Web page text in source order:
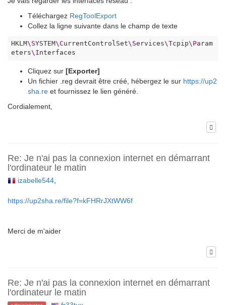
Téléchargez RegToolExport
Collez la ligne suivante dans le champ de texte
HKLM\SYSTEM\CurrentControlSet\Services\Tcpip\Param
eters\Interfaces
Cliquez sur [Exporter]
Un fichier .reg devrait être créé, hébergez le sur https://up2
sha.re et fournissez le lien généré.
Cordialement,
Re: Je n'ai pas la connexion internet en démarrant
l'ordinateur le matin
izabelle544
https://up2sha.re/file?f=kFHRrJXtWW6f
Merci de m'aider
Re: Je n'ai pas la connexion internet en démarrant
l'ordinateur le matin